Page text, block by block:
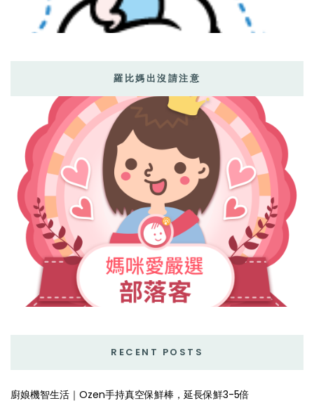
羅比媽出沒請注意
RECENT POSTS
廚娘機智生活｜Ozen手持真空保鮮棒，延長保鮮3-5倍